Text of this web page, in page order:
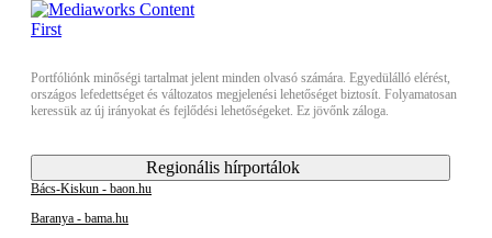
Portfóliónk minőségi tartalmat jelent minden olvasó számára. Egyedülálló elérést,
országos lefedettséget és változatos megjelenési lehetőséget biztosít. Folyamatosan
keressük az új irányokat és fejlődési lehetőségeket. Ez jövőnk záloga.
Regionális hírportálok
Bács-Kiskun - baon.hu
Baranya - bama.hu